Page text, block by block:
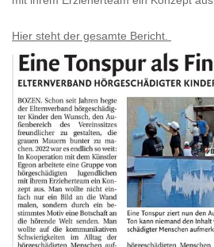
Hier steht der gesamte Bericht.